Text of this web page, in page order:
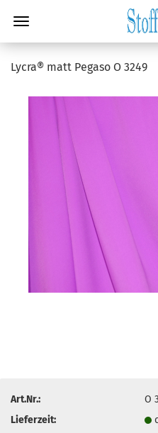
Lycra® matt Pegaso O 3249
Art.Nr.:
O
Lieferzeit: